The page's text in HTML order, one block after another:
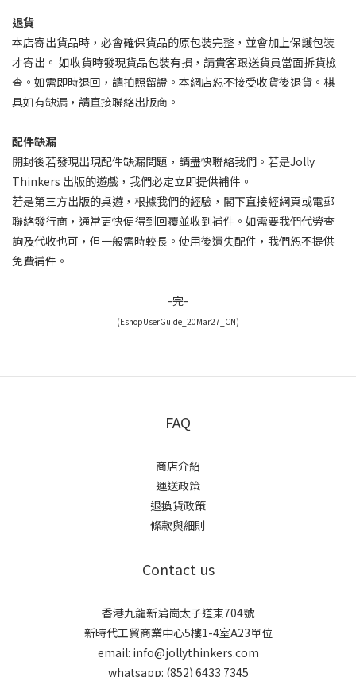
退貨
本店寄出貨品時，必會確保貨品的原包裝完整，並會加上保護包裝
才寄出。 如收貨時發現貨品包裝有損，請貴客跟送貨員當面拆貨檢
查。如需即時退回，請拍照留證。本網店恕不接受收貨後退貨。棋
具如有缺漏，請直接聯絡出版商。
配件缺漏
開封後若發現出現配件缺漏問題， 請盡快聯絡我們。若是Jolly
Thinkers 出版的遊戲，我們必定立即提供補件。
若是第三方出版的桌遊，根據我們的經驗，閣下直接經網頁或電郵
聯絡發行商，通常更快便得到回覆並收到補件。如需要我們代勞查
詢及代收也可，但一般需時較長。使用後遺失配件，我們恕不提供
免費補件。
-完-
(EshopUserGuide_20Mar27_CN)
FAQ
商店介紹
運送政策
退換貨政策
條款與細則
Contact us
香港九龍新蒲崗太子道東704號
新時代工貿商業中心5樓1-4室A23單位
email: info@jollythinkers.com
whatsapp: (852) 6433 7345